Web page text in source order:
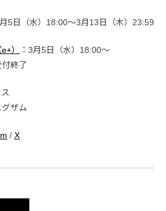
月5日（水）18:00〜3月13日（木）23:59
）
：3月5日（水）18:00〜
終了
ザム
/ X